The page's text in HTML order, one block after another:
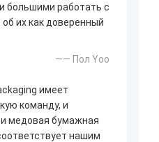
большими работать с
их как доверенный
—— Пол Yoo
имеет
команду, и
медовая бумажная
нашим